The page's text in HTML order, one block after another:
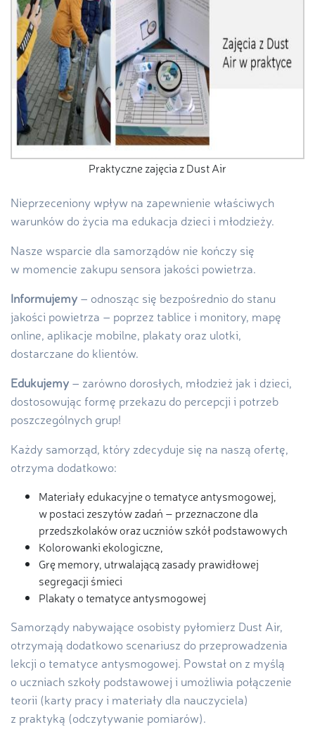
Praktyczne zajęcia z Dust Air
Nieprzeceniony wpływ na zapewnienie właściwych
warunków do życia ma edukacja dzieci i młodzieży.
Nasze wsparcie dla samorządów nie kończy się
w momencie zakupu sensora jakości powietrza.
Informujemy – odnosząc się bezpośrednio do stanu
jakości powietrza – poprzez tablice i monitory, mapę
online, aplikacje mobilne, plakaty oraz ulotki,
dostarczane do klientów.
Edukujemy – zarówno dorosłych, młodzież jak i dzieci,
dostosowując formę przekazu do percepcji i potrzeb
poszczególnych grup!
Każdy samorząd, który zdecyduje się na naszą ofertę,
otrzyma dodatkowo:
Materiały edukacyjne o tematyce antysmogowej,
w postaci zeszytów zadań – przeznaczone dla
przedszkolaków oraz uczniów szkół podstawowych
Kolorowanki ekologiczne,
Grę memory, utrwalającą zasady prawidłowej
segregacji śmieci
Plakaty o tematyce antysmogowej
Samorządy nabywające osobisty pyłomierz Dust Air,
otrzymają dodatkowo scenariusz do przeprowadzenia
lekcji o tematyce antysmogowej. Powstał on z myślą
o uczniach szkoły podstawowej i umożliwia połączenie
teorii (karty pracy i materiały dla nauczyciela)
z praktyką (odczytywanie pomiarów).